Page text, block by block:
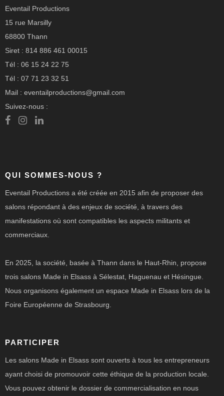
Eventail Productions
15 rue Marsilly
68800 Thann
Siret : 814 886 461 00015
Tél : 06 15 24 22 75
Tél : 07 71 23 32 51
Mail : eventailproductions@gmail.com
Suivez-nous :
QUI SOMMES-NOUS ?
Eventail Productions a été créée en 2015 afin de proposer des
salons répondant à des enjeux de société, à travers des
manifestations où sont compatibles les aspects militants et
commerciaux.
En 2025, la société, basée à Thann dans le Haut-Rhin, propose
trois salons Made in Elsass à Sélestat, Haguenau et Hésingue.
Nous organisons également un espace Made in Elsass lors de la
Foire Européenne de Strasbourg.
PARTICIPER
Les salons Made in Elsass sont ouverts à tous les entrepreneurs
ayant choisi de promouvoir cette éthique de la production locale.
Vous pouvez obtenir le dossier de commercialisation en nous